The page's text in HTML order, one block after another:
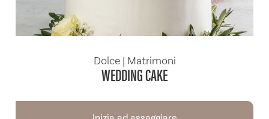
Dolce | Matrimoni
WEDDING CAKE